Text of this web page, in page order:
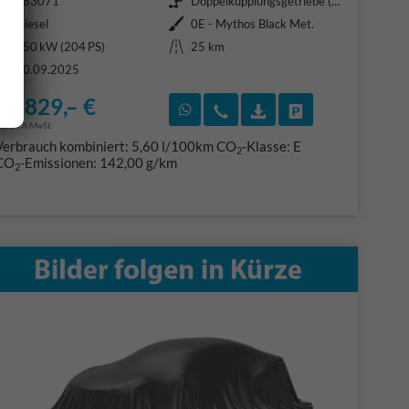
Diesel Außenfarbe 0E - Mythos Black Met.
150 kW (204 PS) Kilometerstand
25 km
30.09.2025
57.829,– €
incl. 19% MwSt.
Rückruf vereinbaren
Wir rufen Sie an
Fahrzeugexposé
kombiniert: 5,60 l/100kmCO2-Klasse: E
2-Emissionen: 142,00 g/km